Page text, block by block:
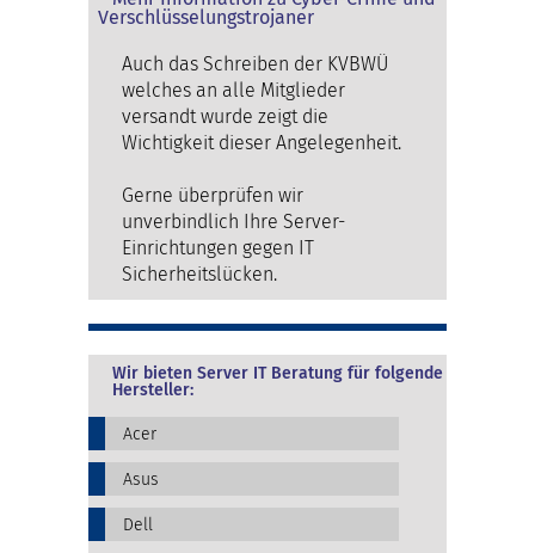
Verschlüsselungstrojaner
Auch das Schreiben der KVBWÜ
welches an alle Mitglieder
versandt wurde zeigt die
Wichtigkeit dieser Angelegenheit.
Gerne überprüfen wir
unverbindlich Ihre Server-
Einrichtungen gegen IT
Sicherheitslücken.
Wir bieten Server IT Beratung für folgende
Hersteller:
Acer
Asus
Dell